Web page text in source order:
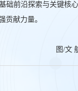
前沿探索与关键核心
贡献力量。
图/文